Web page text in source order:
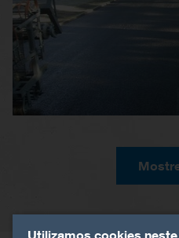
Utilizamos cookies